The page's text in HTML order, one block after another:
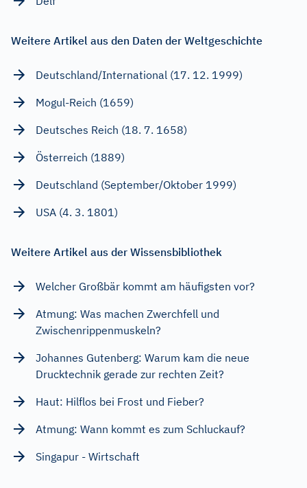
Weitere Artikel aus den Daten der Weltgeschichte
Deutschland/International (17. 12. 1999)
Mogul-Reich (1659)
Deutsches Reich (18. 7. 1658)
Österreich (1889)
Deutschland (September/Oktober 1999)
USA (4. 3. 1801)
Weitere Artikel aus der Wissensbibliothek
Welcher Großbär kommt am häufigsten vor?
Atmung: Was machen Zwerchfell und
Zwischenrippenmuskeln?
Johannes Gutenberg: Warum kam die neue
Drucktechnik gerade zur rechten Zeit?
Haut: Hilflos bei Frost und Fieber?
Atmung: Wann kommt es zum Schluckauf?
Singapur - Wirtschaft